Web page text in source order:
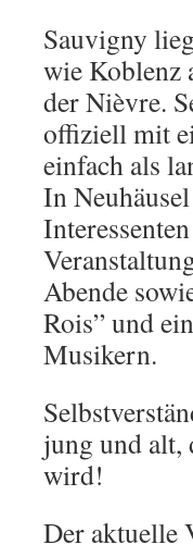
Sauvigny
wie Koblenz
der Nièvre.
offiziell mit
einfach als
In
Abende
Rois” und
Musikern.
jung und alt,
wird!
Der aktuelle